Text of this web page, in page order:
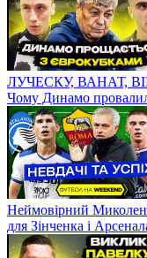
ЛУЧЕСКУ, ВАНАТ,
Чому Динамо
Неймовірний
для Зінченка і